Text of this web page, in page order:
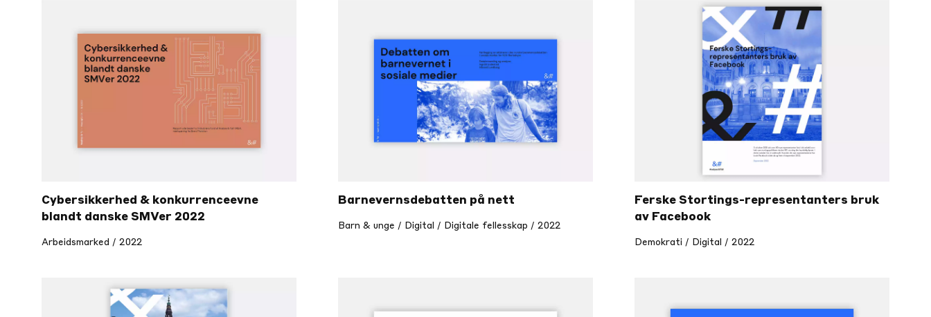
2018
2017
2016
2026
Næringsliv
Frivillighet
Likestilling
Feilinformasjon og falske nyheter
Radikalisering
Tonen i sosiale medier
Cybersikkerhed & konkurrenceevne
blandt danske SMVer 2022
Arbeidsmarked / 2022
Barnevernsdebatten på nett
Barn & unge / Digital / Digitale fellesskap / 2022
Ferske Stortings-representanters bruk
av Facebook
Demokrati / Digital / 2022